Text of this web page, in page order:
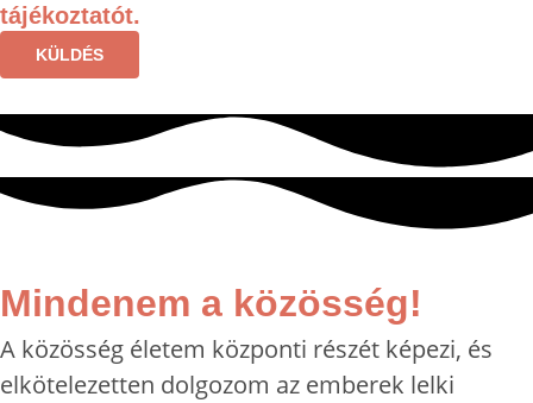
tájékoztatót.
KÜLDÉS
Mindenem a közösség!
A közösség életem központi részét képezi, és
elkötelezetten dolgozom az emberek lelki